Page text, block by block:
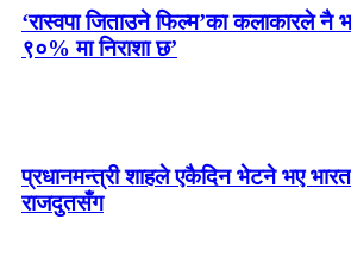
‘रास्वपा जिताउने फिल्म’का कलाकारले नै
९०% मा निराशा छ’
प्रधानमन्त्री शाहले एकैदिन भेटने भए
राजदुतसँग